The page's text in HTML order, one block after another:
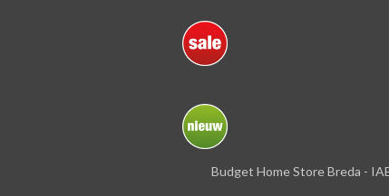
Budget Home Store Breda -